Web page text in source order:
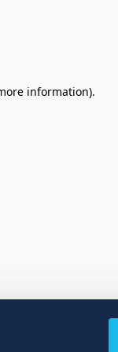
information).